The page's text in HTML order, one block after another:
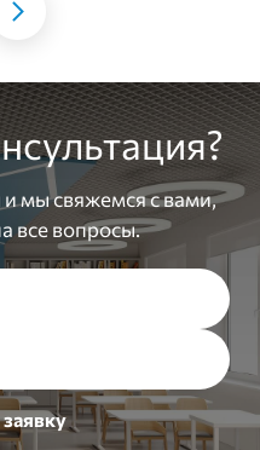
мы свяжемся с вами,
все вопросы.